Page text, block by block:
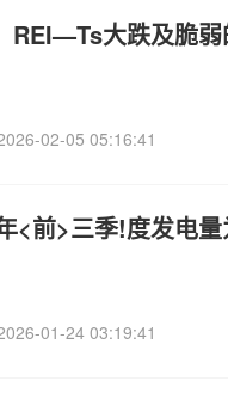
REI—Ts大跌及脆
02-05 05:16:41
<前>三季!度发电
01-24 03:19:41